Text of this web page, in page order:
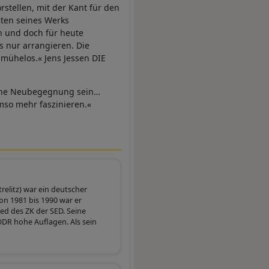
mit der Kant für den
seines Werks
und doch für heute
nur arrangieren. Die
Jens Jessen DIE
Neubegegnung sein…
mehr faszinieren.«
war ein deutscher
1981 bis 1990 war er
des ZK der SED. Seine
hohe Auflagen. Als sein